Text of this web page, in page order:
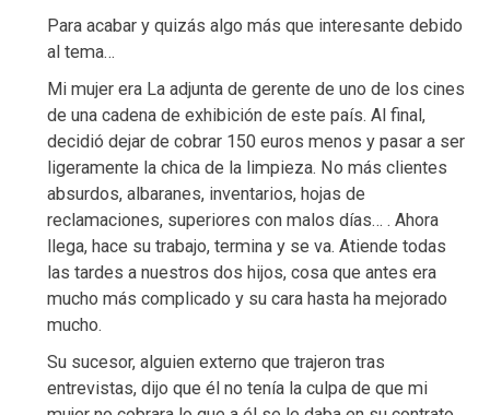
Para acabar y quizás algo más que interesante debido
al tema…
Mi mujer era La adjunta de gerente de uno de los cines
de una cadena de exhibición de este país. Al final,
decidió dejar de cobrar 150 euros menos y pasar a ser
ligeramente la chica de la limpieza. No más clientes
absurdos, albaranes, inventarios, hojas de
reclamaciones, superiores con malos días… . Ahora
llega, hace su trabajo, termina y se va. Atiende todas
las tardes a nuestros dos hijos, cosa que antes era
mucho más complicado y su cara hasta ha mejorado
mucho.
Su sucesor, alguien externo que trajeron tras
entrevistas, dijo que él no tenía la culpa de que mi